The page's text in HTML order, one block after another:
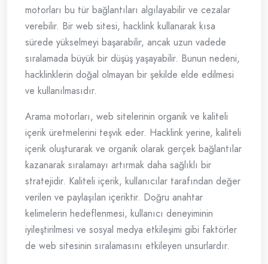
motorları bu tür bağlantıları algılayabilir ve cezalar
verebilir. Bir web sitesi, hacklink kullanarak kısa
sürede yükselmeyi başarabilir, ancak uzun vadede
sıralamada büyük bir düşüş yaşayabilir. Bunun nedeni,
hacklinklerin doğal olmayan bir şekilde elde edilmesi
ve kullanılmasıdır.
Arama motorları, web sitelerinin organik ve kaliteli
içerik üretmelerini teşvik eder. Hacklink yerine, kaliteli
içerik oluşturarak ve organik olarak gerçek bağlantılar
kazanarak sıralamayı artırmak daha sağlıklı bir
stratejidir. Kaliteli içerik, kullanıcılar tarafından değer
verilen ve paylaşılan içeriktir. Doğru anahtar
kelimelerin hedeflenmesi, kullanıcı deneyiminin
iyileştirilmesi ve sosyal medya etkileşimi gibi faktörler
de web sitesinin sıralamasını etkileyen unsurlardır.